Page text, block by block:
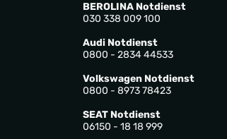
BEROLINA Notdienst
030 338 009 100
Audi Notdienst
0800 - 2834 44533
Volkswagen Notdienst
0800 - 8973 78423
SEAT Notdienst
06150 - 18 18 999